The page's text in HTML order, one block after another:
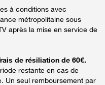
à conditions avec
métropolitaine sous
après la mise en service de
de résiliation de 60€.
restante en cas de
Un seul remboursement par